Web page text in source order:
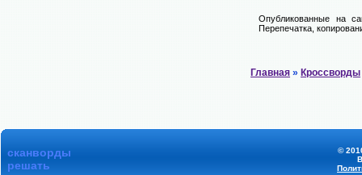
Опубликованные на
Перепечатка,
Главная » Кроссворды
сканворды
решать
©